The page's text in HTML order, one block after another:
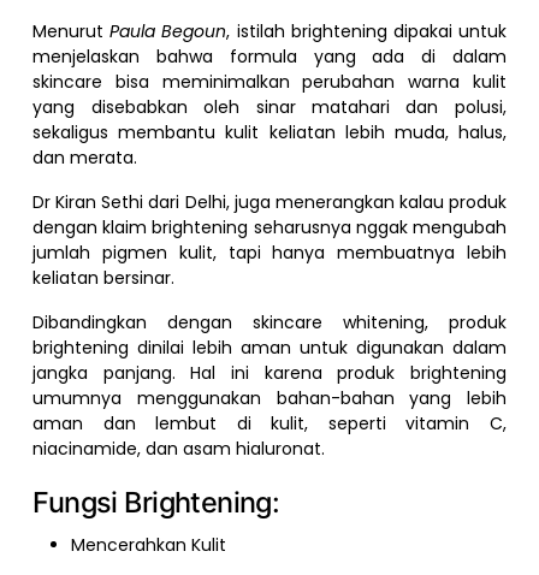
MenurutPaula Begoun, istilah brightening dipakai untuk
menjelaskan bahwa formula yang ada di dalam
skincare bisa meminimalkan perubahan warna kulit
yang disebabkan oleh sinar matahari dan polusi,
sekaligus membantu kulit keliatan lebih muda, halus,
dan merata.
Dr Kiran Sethi dari Delhi, juga menerangkan kalau produk
dengan klaim brightening seharusnya nggak mengubah
jumlah pigmen kulit, tapi hanya membuatnya lebih
keliatan bersinar.
Dibandingkan dengan skincare whitening, produk
brightening dinilai lebih aman untuk digunakan dalam
jangka panjang. Hal ini karena produk brightening
umumnya menggunakan bahan-bahan yang lebih
aman dan lembut di kulit, seperti vitamin C,
niacinamide, dan asam hialuronat.
Fungsi Brightening:
Mencerahkan Kulit